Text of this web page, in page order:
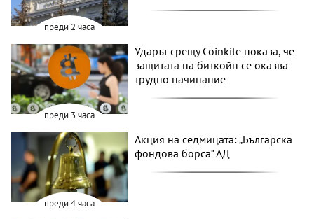
преди 2 часа
преди 3 часа
Ударът срещу Coinkite показа, че
защитата на биткойн се оказва
трудно начинание
преди 4 часа
Акция на седмицата: „Българска
фондова борса“ АД